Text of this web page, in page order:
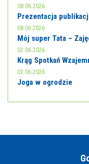
08.06.2026
Prezentacja
08.06.2026
Mój super Tata –
02.06.2026
Krąg Spotkań
02.06.2026
Joga w ogrodzie